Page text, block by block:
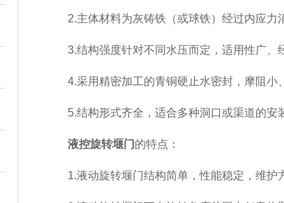
2.主体材料为灰铸铁（或球铁）经过内应力
3.结构强度针对不同水压而定，适用性广、
4.采用精密加工的青铜硬止水密封，摩阻小、
5.结构形式齐全，适合多种洞口或渠道的安
液控旋转堰门 的特点：
1.液动旋转堰门结构简单，性能稳定，维护方